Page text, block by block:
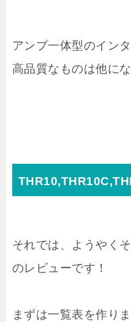
アンプ一体型のイン
高品質なものは他に
それでは、ようやく
のレビューです！
まずは一覧表を作りま